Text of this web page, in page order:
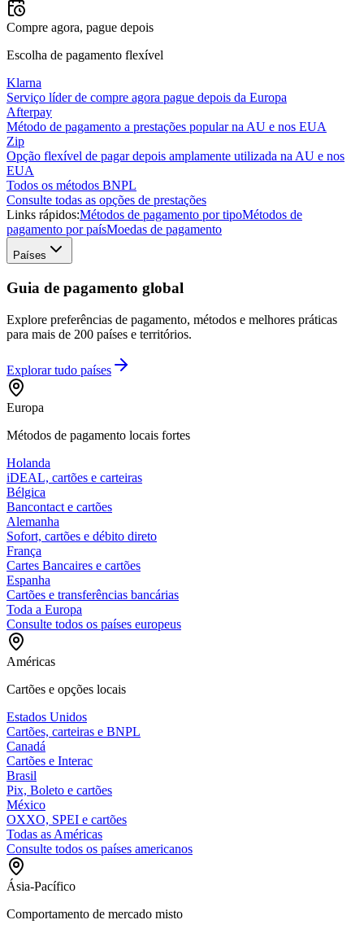
Compre agora, pague depois
Escolha de pagamento flexível
Klarna
Serviço líder de compre agora pague depois da Europa
Afterpay
Método de pagamento a prestações popular na AU e nos EUA
Zip
Opção flexível de pagar depois amplamente utilizada na AU e nos
EUA
Todos os métodos BNPL
Consulte todas as opções de prestações
Links rápidos:Métodos de pagamento por tipoMétodos de
pagamento por paísMoedas de pagamento
Países
Guia de pagamento global
Explore preferências de pagamento, métodos e melhores práticas
para mais de 200 países e territórios.
Explorar tudo países
Europa
Métodos de pagamento locais fortes
Holanda
iDEAL, cartões e carteiras
Bélgica
Bancontact e cartões
Alemanha
Sofort, cartões e débito direto
França
Cartes Bancaires e cartões
Espanha
Cartões e transferências bancárias
Toda a Europa
Consulte todos os países europeus
Américas
Cartões e opções locais
Estados Unidos
Cartões, carteiras e BNPL
Canadá
Cartões e Interac
Brasil
Pix, Boleto e cartões
México
OXXO, SPEI e cartões
Todas as Américas
Consulte todos os países americanos
Ásia-Pacífico
Comportamento de mercado misto